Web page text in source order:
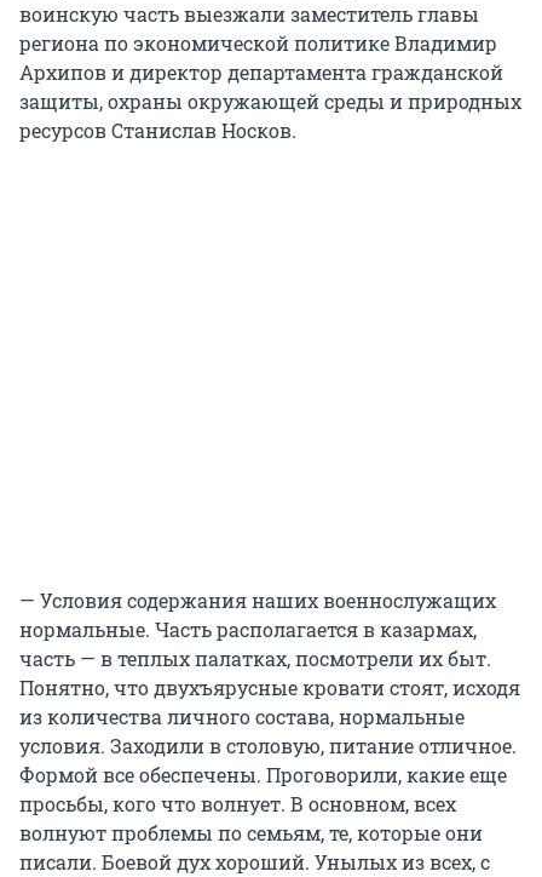
воинскую часть выезжали заместитель главы
региона по экономической политике Владимир
Архипов и директор департамента гражданской
защиты, охраны окружающей среды и природных
ресурсов Станислав Носков.
— Условия содержания наших военнослужащих
нормальные. Часть располагается в казармах,
часть — в теплых палатках, посмотрели их быт.
Понятно, что двухъярусные кровати стоят, исходя
из количества личного состава, нормальные
условия. Заходили в столовую, питание отличное.
Формой все обеспечены. Проговорили, какие еще
просьбы, кого что волнует. В основном, всех
волнуют проблемы по семьям, те, которые они
писали. Боевой дух хороший. Унылых из всех, с